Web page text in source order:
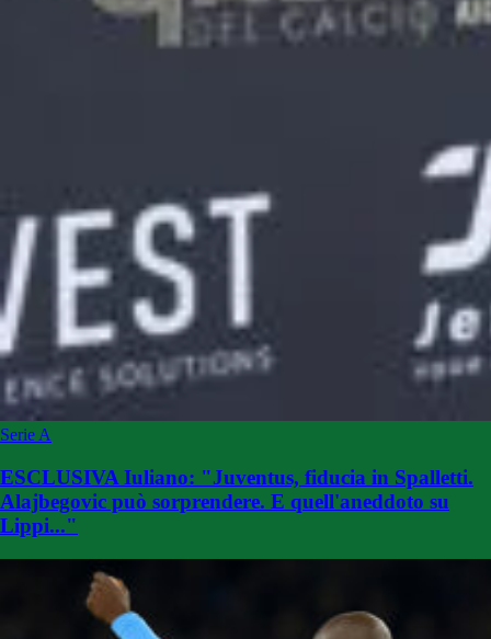
Serie A
ESCLUSIVA Iuliano: "Juventus, fiducia in Spalletti.
Alajbegovic può sorprendere. E quell'aneddoto su
Lippi..."